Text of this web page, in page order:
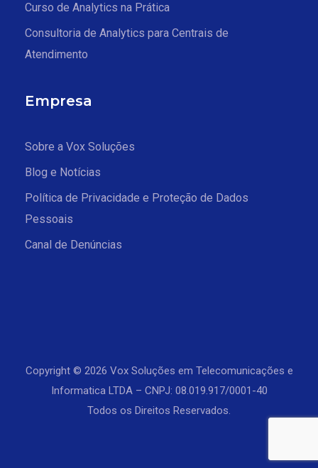
Curso de Analytics na Prática
Consultoria de Analytics para Centrais de
Atendimento
Empresa
Sobre a Vox Soluções
Blog e Notícias
Política de Privacidade e Proteção de Dados
Pessoais
Canal de Denúncias
Copyright © 2026 Vox Soluções em Telecomunicações e
Informatica LTDA – CNPJ: 08.019.917/0001-40
Todos os Direitos Reservados.